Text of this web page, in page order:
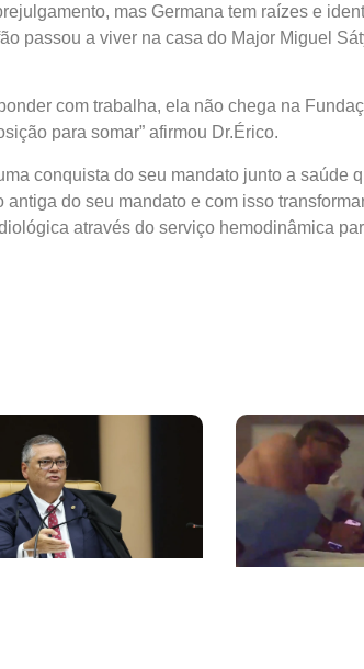
mas Germana tem raízes e
passou a viver na casa do Major Miguel
com trabalha, ela não chega na
para somar” afirmou Dr.Érico.
conquista do seu mandato junto a saúde
do seu mandato e com isso
através do serviço hemodinâmica